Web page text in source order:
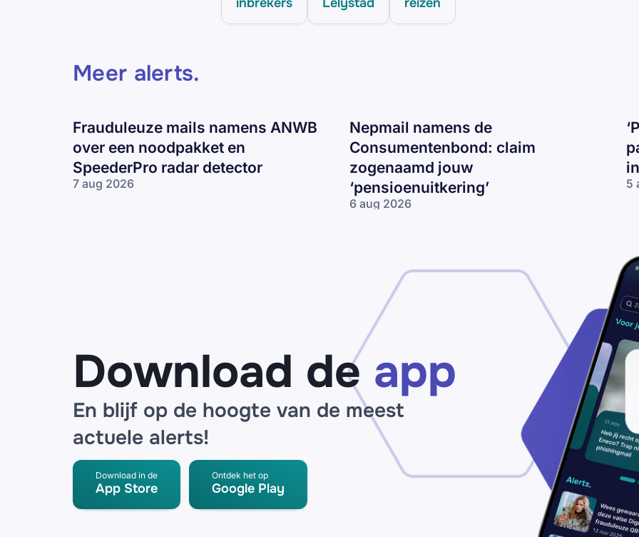
Meer alerts.
Frauduleuze mails namens ANWB
over een noodpakket en
SpeederPro radar detector
7 aug 2026
Nepmail namens de
Consumentenbond: claim
zogenaamd jouw
‘pensioenuitkering’
6 aug 2026
‘pensioenuitkering’
5
Download de app
En blijf op de hoogte van de meest
actuele alerts!
Download in de
App Store
Ontdek het op
Google Play